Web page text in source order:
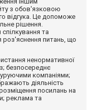
з обов'язковою
відгука. Це допоможе
рішення.
та
питань, що
ненормативної
безпосереднє
компаніями;
діяльність
розміщення посилань на
реклама та